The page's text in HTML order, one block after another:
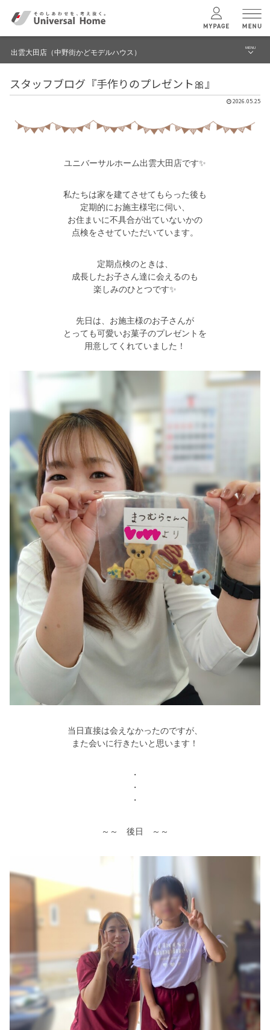
menu
ユニバーサル ホームの特長
コンセプトプラン
テクノロジー
建築実例
モデルハウス検索・見学予約
シミュレー ション
家づくりの知識
企業情報
お問い合わせ
出雲大田店（中野街かどモデルハウス） MENU
ブログ
モデルハウス見学予約
出雲大田店（中野街かどモデルハウス） TOPへ
スタッフブログ『手作りのプレゼント🎀』
2026.05.25
ユニバーサルホーム出雲大田店です✨
私たちは家を建てさせてもらった後も
定期的にお施主様宅に伺い、
お住まいに不具合が出ていないかの
点検をさせていただいています。
定期点検のときは、
成長したお子さん達に会えるのも
楽しみのひとつです✨
先日は、お施主様のお子さんが
とっても可愛いお菓子のプレゼントを
用意してくれていました！
当日直接は会えなかったのですが、
また会いに行きたいと思います！
・
・
・
～～ 後日 ～～